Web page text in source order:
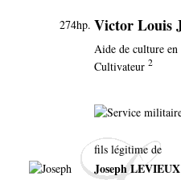
274hp. Victor Louis
Aide de culture en
Cultivateur 2
fils légitime de
Joseph LEVIEUX